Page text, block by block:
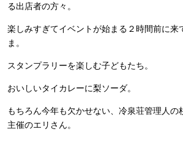
る出店者の方々。
楽しみすぎてイベントが始まる２時間前に来
ま。
スタンプラリーを楽しむ子どもたち。
おいしいタイカレーに梨ソーダ。
もちろん今年も欠かせない、冷泉荘管理人の
主催のエリさん。